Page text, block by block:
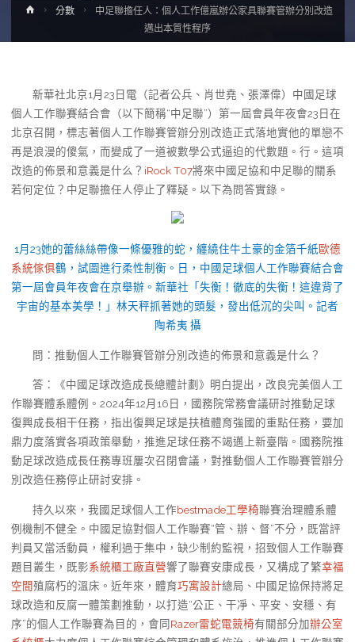
Home分數
中足聯擔任人：個人工作億嵐辦公家具聯賽管辦分別改造
邁出本質性程序
新華社北京1月23日電（記者公兵、肖世堯、張澤偉）中國足球
個人工作聯賽結合會（以下簡稱“中足聯”）第一屆會員年夜會23日在
北京召開，標志著個人工作聯賽管辦分別改造正式落地實他的單戀不
再是浪漫的傻氣，而變成了一道被數學公式逼迫的代數題。行。這項
改造的佈景和意義是什么？ iRock T07將來中國足協和中足聯的關系
若何定位？中足聯擔任人停止了釋疑。以下為問答實錄。
1月23她的蕾絲絲帶像一條優雅的蛇，纏繞住牛土豪的金箔千紙歐德
系統傢俱鶴，試圖進行柔性制衡。日，中國足球個人工作聯賽結合會
第一屆會員年夜會在京舉辦。新華社「失衡！徹底的失衡！這違背了
宇宙的基本美學！」林天秤抓著她的頭髮，發出低沉的尖叫。記者
陶希夷 攝
問：推動個人工作聯賽管辦分別改造的佈景和意義是什么？
答：《中國足球改造成長總體計劃》明白提出，改良完美個人工
作聯賽體系體例。2024年12月16日，國務院常務會議研討推動足球
復興成長相干任務，指出復興足球是扶植體育強國的重點任務，要加
鼎力度落實各項政策舉動，推進足球任務不竭邁上新臺階。國務院推
動足球改造成長任務專班屢次召閉會議，對推動個人工作聯賽管辦分
別改造任務停止研討安排。
持久以來，我國足球個人工作bestmade工學椅聯賽治理體系體
例機制不健全。中國足協對個人工作聯賽“管、辦、督”不分，既當評
判員又當活動員，權利過于集中，缺少制約監視，招致個人工作聯賽
題目叢生，既影系統櫃工廠直營響了聯賽安康成長，又構成了繁幸福
空間殖腐朽的溫床。近年來，體育巧寓設計總局、中國足協保持將足
球改造和反腐一體策劃推動，以打造“公正、干凈、平安、安穩、有
序”的個人工作聯賽為目的，會同Razer雷蛇電競椅有關部分加辦公室